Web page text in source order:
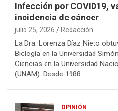
Infección por COVID19,
incidencia de cáncer
julio 25, 2026 Redacción
La Dra. Lorenza Díaz Nieto
Biología en la Universidad
Ciencias en la Universidad
(UNAM). Desde 1988…
OPINIÓN